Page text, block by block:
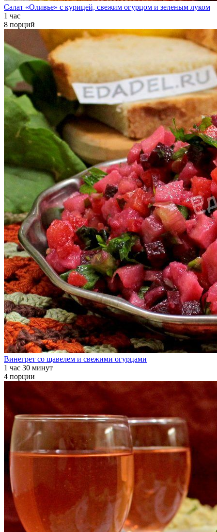
Салат «Оливье» с курицей, свежим огурцом и зеленым луком
1 час
8 порций
Винегрет со щавелем и свежими огурцами
1 час 30 минут
4 порции